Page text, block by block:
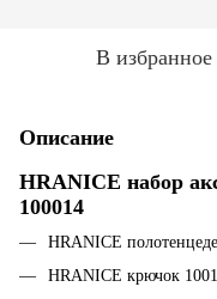
В избранное
Описание
HRANICE набор
100014
HRANICE
HRANICE крючок